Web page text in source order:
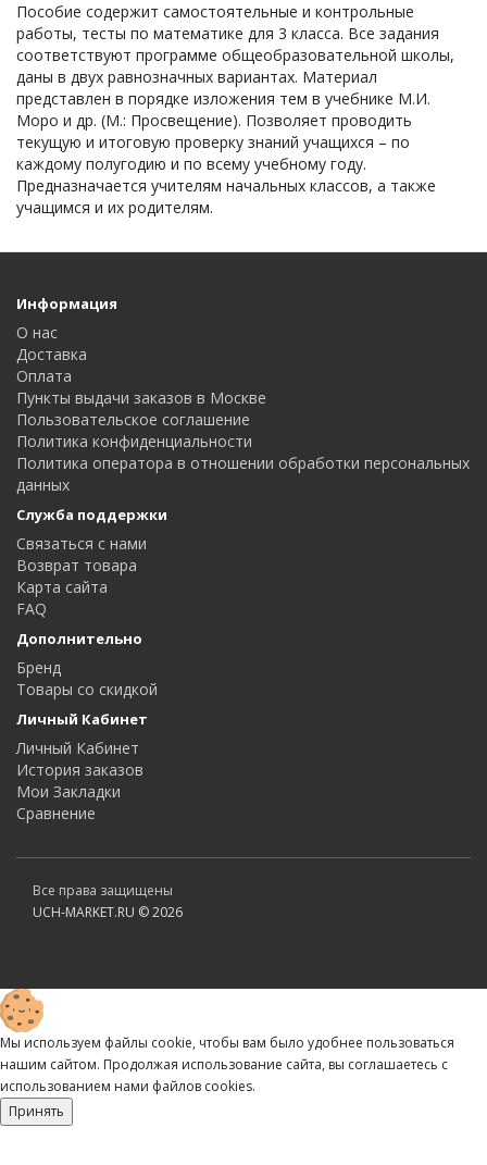
Пособие содержит самостоятельные и контрольные
работы, тесты по математике для 3 класса. Все задания
соответствуют программе общеобразовательной школы,
даны в двух равнозначных вариантах. Материал
представлен в порядке изложения тем в учебнике М.И.
Моро и др. (М.: Просвещение). Позволяет проводить
текущую и итоговую проверку знаний учащихся – по
каждому полугодию и по всему учебному году.
Предназначается учителям начальных классов, а также
учащимся и их родителям.
Информация
О нас
Доставка
Оплата
Пункты выдачи заказов в Москве
Пользовательское соглашение
Политика конфиденциальности
Политика оператора в отношении обработки персональных
данных
Служба поддержки
Связаться с нами
Возврат товара
Карта сайта
FAQ
Дополнительно
Бренд
Товары со скидкой
Личный Кабинет
Личный Кабинет
История заказов
Мои Закладки
Сравнение
Все права защищены
UCH-MARKET.RU © 2026
Мы используем файлы cookie, чтобы вам было удобнее пользоваться
нашим сайтом. Продолжая использование сайта, вы соглашаетесь c
использованием нами файлов cookies.
Принять